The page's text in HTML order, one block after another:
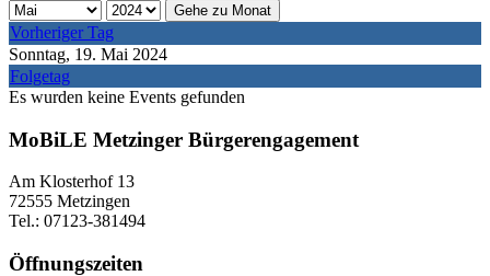
Gehe zu Monat
Vorheriger Tag
Sonntag, 19. Mai 2024
Folgetag
Es wurden keine Events gefunden
MoBiLE Metzinger Bürgerengagement
Am Klosterhof 13
72555 Metzingen
Tel.: 07123-381494
Öffnungszeiten